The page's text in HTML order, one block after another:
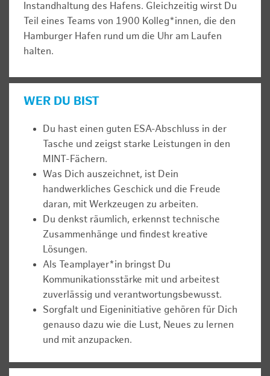
Instandhaltung des Hafens. Gleichzeitig wirst Du
Teil eines Teams von 1900 Kolleg*innen, die den
Hamburger Hafen rund um die Uhr am Laufen
halten.
WER DU BIST
Du hast einen guten ESA-Abschluss in der
Tasche und zeigst starke Leistungen in den
MINT-Fächern.
Was Dich auszeichnet, ist Dein
handwerkliches Geschick und die Freude
daran, mit Werkzeugen zu arbeiten.
Du denkst räumlich, erkennst technische
Zusammenhänge und findest kreative
Lösungen.
Als Teamplayer*in bringst Du
Kommunikationsstärke mit und arbeitest
zuverlässig und verantwortungsbewusst.
Sorgfalt und Eigeninitiative gehören für Dich
genauso dazu wie die Lust, Neues zu lernen
und mit anzupacken.